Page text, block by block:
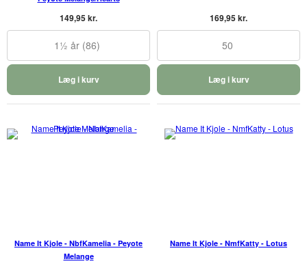
149,95 kr.
1½ år (86)
Læg i kurv
169,95 kr.
50
Læg i kurv
Name It Kjole - NbfKamelia - Peyote
Melange
Name It Kjole - NmfKatty - Lotus